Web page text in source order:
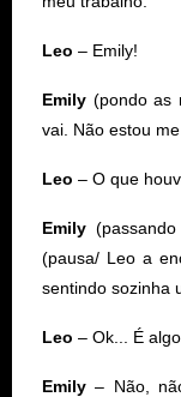
Leo – Emily!
Emily (pondo as
vai. Não estou
Leo – O que
Emily
(pausa/ Leo a
sentindo sozinha
Leo – Ok... É
Emily – Não,